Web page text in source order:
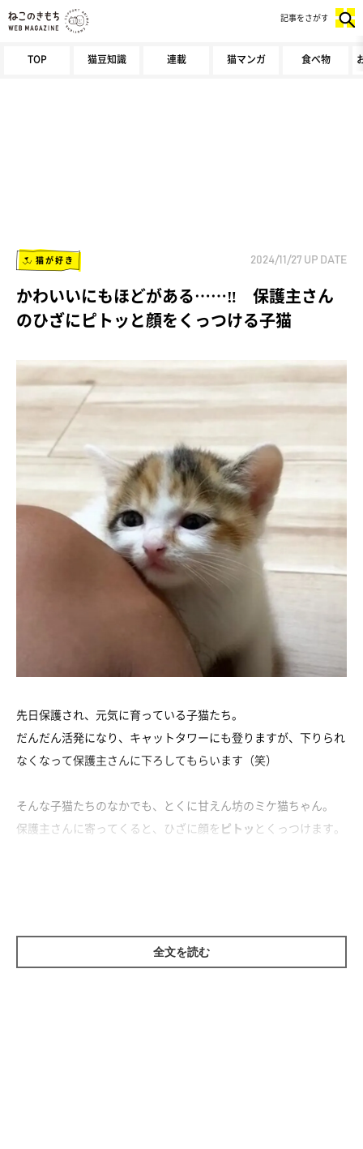
TOP 猫豆知識 連載 猫マンガ 食べ物
記事をさがす
猫が好き 2024/11/27 UP DATE
かわいいにもほどがある……‼ 保護主さん
のひざにピトッと顔をくっつける子猫
先日保護され、元気に育っている子猫たち。
だんだん活発になり、キャットタワーにも登りますが、下りられ
なくなって保護主さんに下ろしてもらいます（笑）
そんな子猫たちのなかでも、とくに甘えん坊のミケ猫ちゃん。
保護主さんに寄ってくると、ひざに顔を ピトッ とくっつけます。
全文を読む